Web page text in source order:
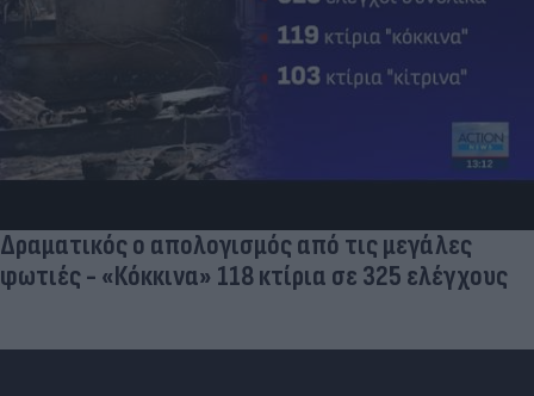
Δραματικός ο απολογισμός από τις μεγάλες
φωτιές - «Κόκκινα» 118 κτίρια σε 325 ελέγχους